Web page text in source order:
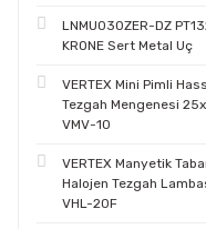
LNMU030ZER-DZ
KRONE Sert Metal Uç
VERTEX Mini Pimli
Tezgah Mengenesi
VMV-10
VERTEX Manyetik
Halojen Tezgah
VHL-20F